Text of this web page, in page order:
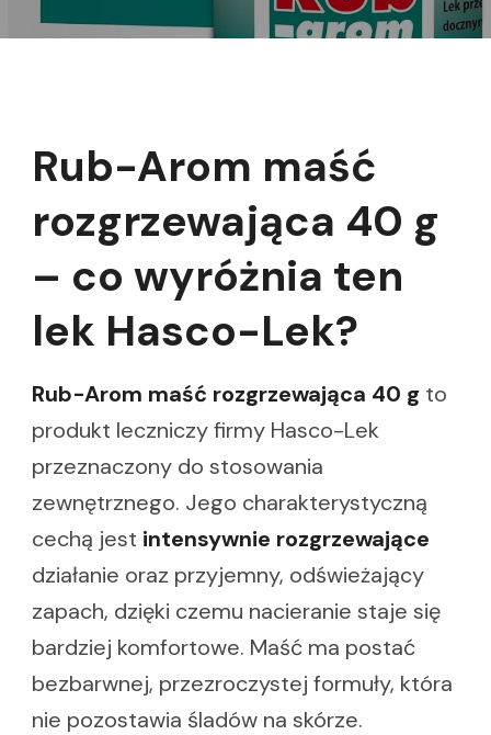
Rub-Arom maść
rozgrzewająca 40 g
– co wyróżnia ten
lek Hasco-Lek?
Rub-Arom maść rozgrzewająca 40 g to
produkt leczniczy firmy Hasco-Lek
przeznaczony do stosowania
zewnętrznego. Jego charakterystyczną
cechą jest intensywnie rozgrzewające
działanie oraz przyjemny, odświeżający
zapach, dzięki czemu nacieranie staje się
bardziej komfortowe. Maść ma postać
bezbarwnej, przezroczystej formuły, która
nie pozostawia śladów na skórze.